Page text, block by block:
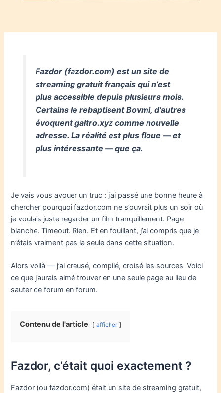
Fazdor (fazdor.com) est un site de
streaming gratuit français qui n’est
plus accessible depuis plusieurs mois.
Certains le rebaptisent Bovmi, d’autres
évoquent galtro.xyz comme nouvelle
adresse. La réalité est plus floue — et
plus intéressante — que ça.
Je vais vous avouer un truc : j’ai passé une bonne heure à
chercher pourquoi fazdor.com ne s’ouvrait plus un soir où
je voulais juste regarder un film tranquillement. Page
blanche. Timeout. Rien. Et en fouillant, j’ai compris que je
n’étais vraiment pas la seule dans cette situation.
Alors voilà — j’ai creusé, compilé, croisé les sources. Voici
ce que j’aurais aimé trouver en une seule page au lieu de
sauter de forum en forum.
Contenu de l'article afficher
Fazdor, c’était quoi exactement ?
Fazdor (ou fazdor.com) était un site de streaming gratuit,